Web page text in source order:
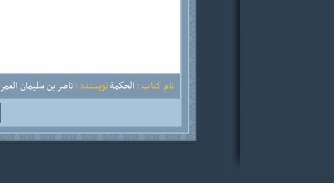
نام کتاب :الحكمةنویسنده :ناصر بن سليمان العمر